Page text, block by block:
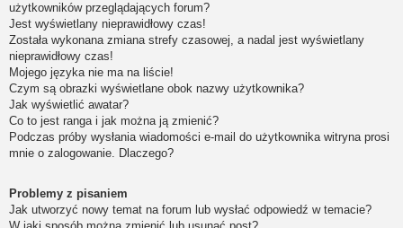
użytkowników przeglądających forum?
Jest wyświetlany nieprawidłowy czas!
Została wykonana zmiana strefy czasowej, a nadal jest wyświetlany
nieprawidłowy czas!
Mojego języka nie ma na liście!
Czym są obrazki wyświetlane obok nazwy użytkownika?
Jak wyświetlić awatar?
Co to jest ranga i jak można ją zmienić?
Podczas próby wysłania wiadomości e-mail do użytkownika witryna prosi
mnie o zalogowanie. Dlaczego?
Problemy z pisaniem
Jak utworzyć nowy temat na forum lub wysłać odpowiedź w temacie?